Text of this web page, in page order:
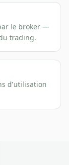
le broker —
trading.
d'utilisation